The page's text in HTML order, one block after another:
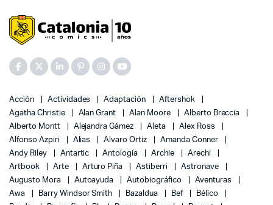
Acción Actividades Adaptación
Aftershok
Agatha Christie
Alan Grant Alan Moore
Alberto Breccia
Alberto Montt
Alejandra Gámez Aleta
Alex Ross
Alfonso Azpiri
Alias Alvaro Ortiz
Amanda Conner
Andy Riley
Antartic Antología Archie
Arechi
Artbook
Arte Arturo Piña Astiberri
Astronave
Augusto Mora
Autoayuda Autobiográfico
Aventuras
Awa
Barry Windsor Smith Bazaldua Bef
Bélico